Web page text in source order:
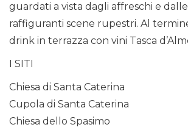
guardati a vista dagli affreschi e
raffiguranti scene rupestri. Al
drink in terrazza con vini Tasca
I SITI
Chiesa di Santa Caterina
Cupola di Santa Caterina
Chiesa dello Spasimo